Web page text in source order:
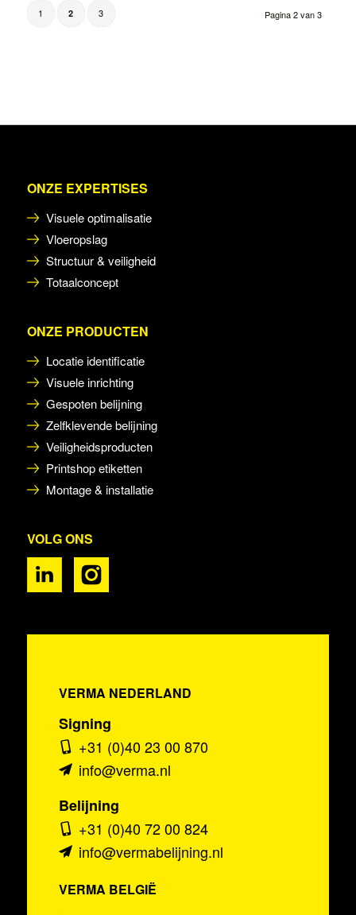
Pagina 2 van 3
1 2 3
ONZE EXPERTISES
Visuele optimalisatie
Vloeropslag
Structuur & veiligheid
Totaalconcept
ONZE PRODUCTEN
Locatie identificatie
Visuele inrichting
Gespoten belijning
Zelfklevende belijning
Veiligheidsproducten
Printshop etiketten
Montage & installatie
VOLG ONS
VERMA NEDERLAND
Signing
+31 (0)40 23 00 870
info@verma.nl
Belijning
+31 (0)40 72 00 824
info@vermabelijning.nl
VERMA BELGIË